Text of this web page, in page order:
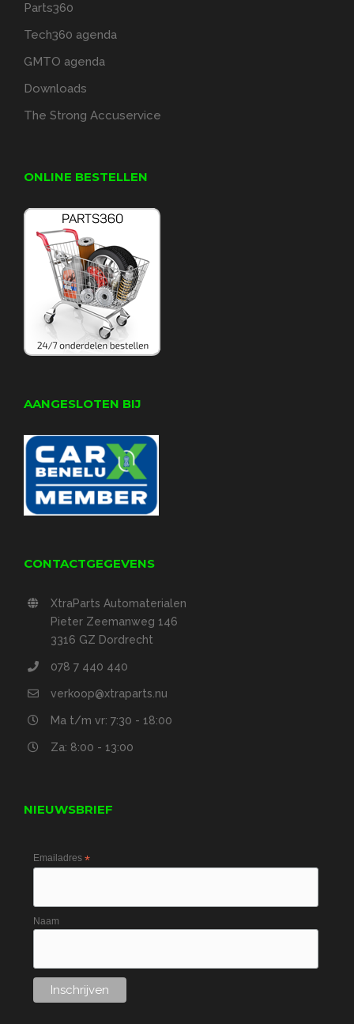
Parts360
Tech360 agenda
GMTO agenda
Downloads
The Strong Accuservice
ONLINE BESTELLEN
AANGESLOTEN BIJ
CONTACTGEGEVENS
XtraParts Automaterialen
Pieter Zeemanweg 146
3316 GZ Dordrecht
078 7 440 440
verkoop@xtraparts.nu
Ma t/m vr: 7:30 - 18:00
Za: 8:00 - 13:00
NIEUWSBRIEF
Emailadres *
Naam